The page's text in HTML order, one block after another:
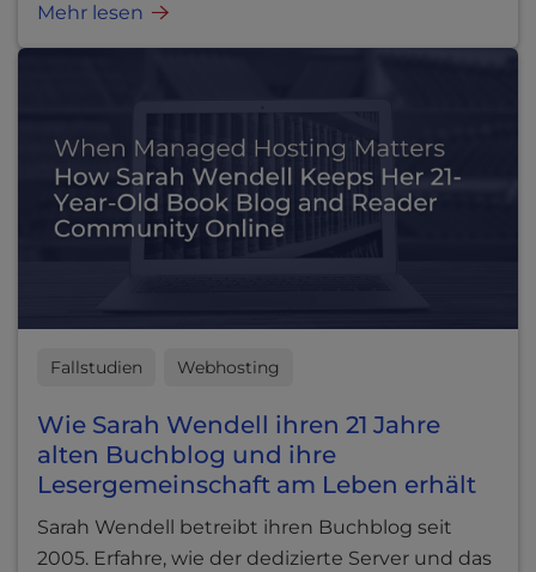
Mehr lesen
Fallstudien Webhosting
Wie Sarah Wendell ihren 21 Jahre
alten Buchblog und ihre
Lesergemeinschaft am Leben erhält
Sarah Wendell betreibt ihren Buchblog seit
2005. Erfahre, wie der dedizierte Server und das